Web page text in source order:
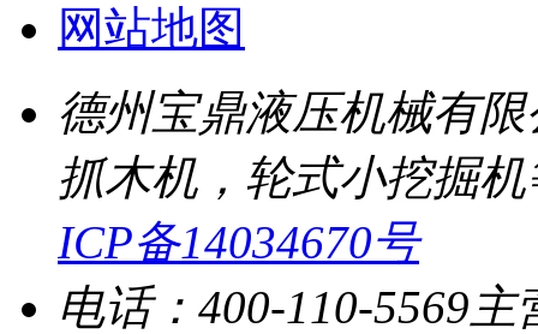
网站地图
德州宝鼎液压机械有
抓木机，轮式小挖掘
ICP备14034670号
电话：400-110-5569 主